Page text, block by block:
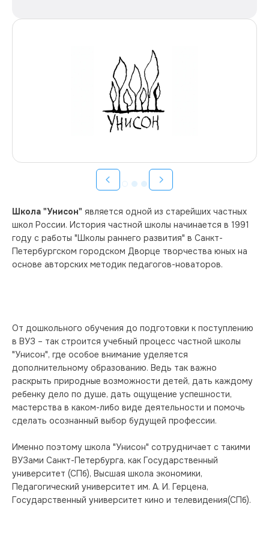
Школа "Унисон" является одной из старейших частных
школ России. История частной школы начинается в 1991
году с работы "Школы раннего развития" в Санкт-
Петербургском городском Дворце творчества юных на
основе авторских методик педагогов-новаторов.
От дошкольного обучения до подготовки к поступлению
в ВУЗ – так строится учебный процесс частной школы
"Унисон", где особое внимание уделяется
дополнительному образованию. Ведь так важно
раскрыть природные возможности детей, дать каждому
ребенку дело по душе, дать ощущение успешности,
мастерства в каком-либо виде деятельности и помочь
сделать осознанный выбор будущей профессии.
Именно поэтому школа "Унисон" сотрудничает с такими
ВУЗами Санкт-Петербурга, как Государственный
университет (СПб), Высшая школа экономики,
Педагогический университет им. А. И. Герцена,
Государственный университет кино и телевидения(СПб).